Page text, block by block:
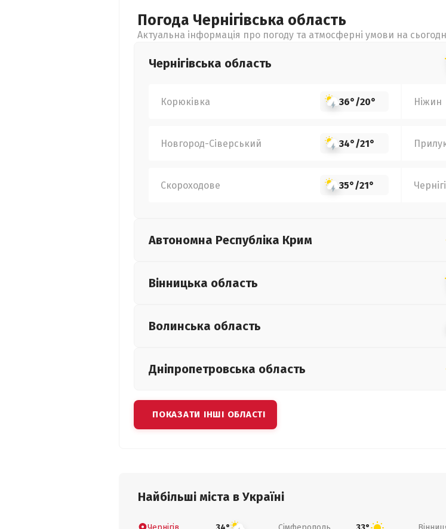
Погода Чернігівська область
Актуальна інформація про погоду та атмосферні умови на
Чернігівська область
Корюківка 36°/20° Ніжин
Новгород-Сіверський 34°/21°
Скороходове 35°/21°
Автономна Республіка Крим
Вінницька область
Волинська область
Дніпропетровська область
ПОКАЗАТИ ІНШІ ОБЛАСТІ
Найбільші міста в Україні